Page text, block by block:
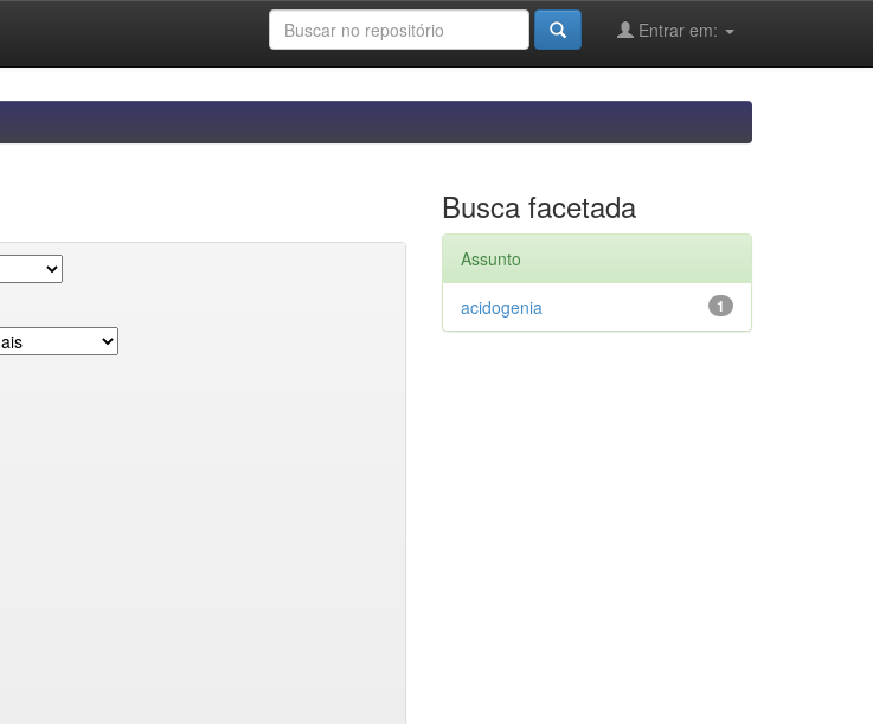
Entrar em:
Busca facetada
Assunto
1
acidogenia